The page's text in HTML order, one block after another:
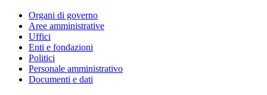
Organi di governo
Aree amministrative
Uffici
Enti e fondazioni
Politici
Personale amministrativo
Documenti e dati